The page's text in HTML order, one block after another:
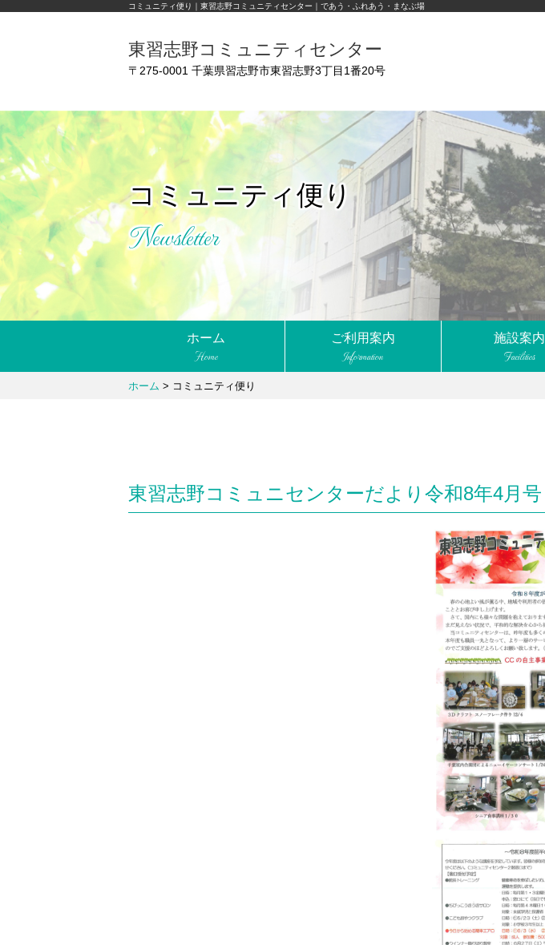
コミュニティ便り｜東習志野コミュニティセンター｜であう・ふれあう・まなぶ場
東習志野コミュニティセンター
〒275-0001 千葉県習志野市東習志野3丁目1番20号
コミュニティ便り
Newsletter
ホーム
Home
ご利用案内
Information
施設案内
Facilities
ホーム > コミュニティ便り
東習志野コミュニセンターだより令和8年4月号